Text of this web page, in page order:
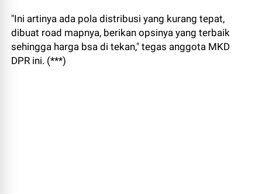
"Ini artinya ada pola distribusi yang kurang tepat,
dibuat road mapnya, berikan opsinya yang terbaik
sehingga harga bsa di tekan," tegas anggota MKD
DPR ini. (***)